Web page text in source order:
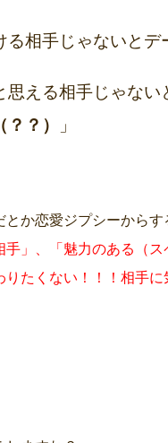
る相手じゃないとデ
思える相手じゃな
（？？） 」
とか恋愛ジプシーからす
手」、「魅力のある（
りたくない！！！相手に